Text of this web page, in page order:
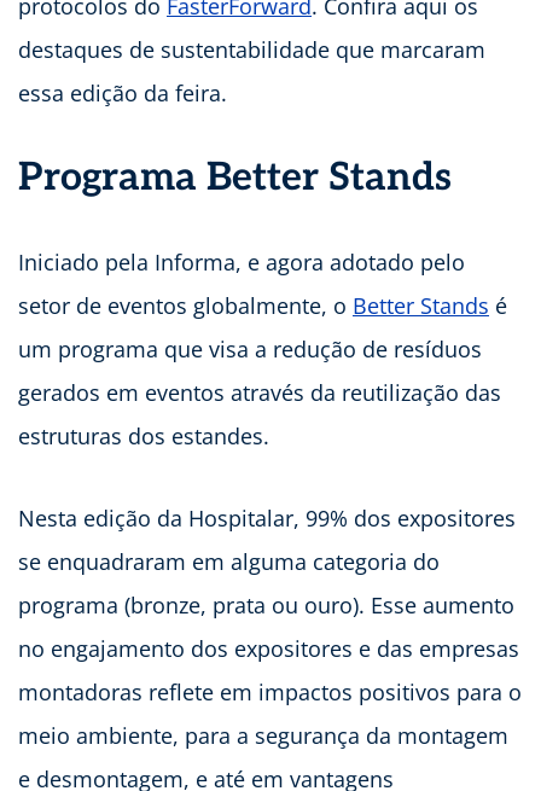
protocolos do FasterForward. Confira aqui os
destaques de sustentabilidade que marcaram
essa edição da feira.
Programa Better Stands
Iniciado pela Informa, e agora adotado pelo
setor de eventos globalmente, o Better Stands é
um programa que visa a redução de resíduos
gerados em eventos através da reutilização das
estruturas dos estandes.
Nesta edição da Hospitalar, 99% dos expositores
se enquadraram em alguma categoria do
programa (bronze, prata ou ouro). Esse aumento
no engajamento dos expositores e das empresas
montadoras reflete em impactos positivos para o
meio ambiente, para a segurança da montagem
e desmontagem, e até em vantagens